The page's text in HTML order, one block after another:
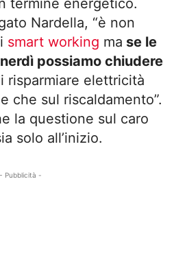
Nardella, “è non
smart working ma se le
possiamo chiudere
risparmiare elettricità
che sul riscaldamento”.
la questione sul caro
solo all’inizio.
- Pubblicità -